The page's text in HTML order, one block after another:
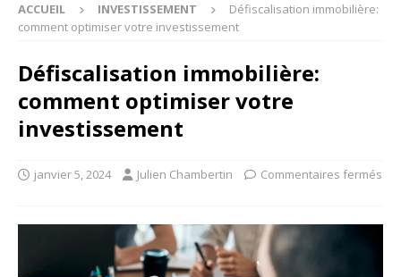
ACCUEIL INVESTISSEMENT
Défiscalisation immobilière:
comment optimiser votre investissement
Défiscalisation immobilière:
comment optimiser votre
investissement
janvier 5, 2024 Julien Chambertin Commentaires fermés